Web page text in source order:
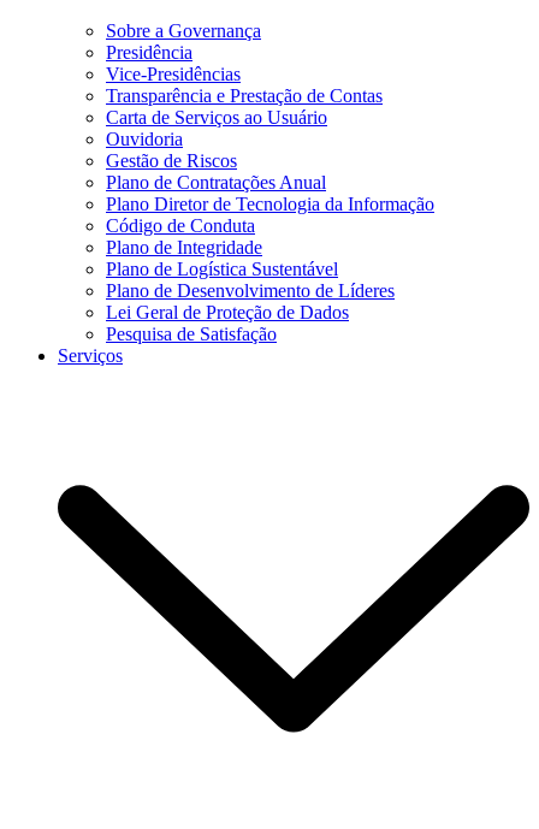
Sobre a Governança
Presidência
Vice-Presidências
Transparência e Prestação de Contas
Carta de Serviços ao Usuário
Ouvidoria
Gestão de Riscos
Plano de Contratações Anual
Plano Diretor de Tecnologia da Informação
Código de Conduta
Plano de Integridade
Plano de Logística Sustentável
Plano de Desenvolvimento de Líderes
Lei Geral de Proteção de Dados
Pesquisa de Satisfação
Serviços